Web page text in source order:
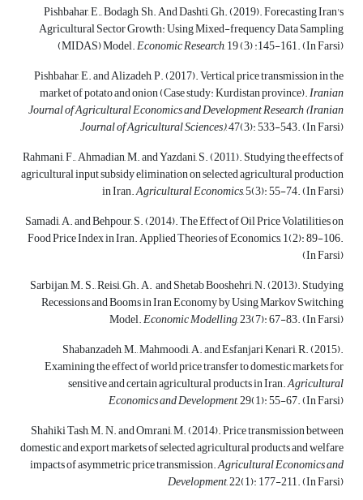
Pishbahar, E., Bodagh, Sh. And Dashti, Gh. (2019). Forecasting Iran's
Agricultural Sector Growth: Using Mixed-frequency Data Sampling
(MIDAS) Model.Economic Research, 19 (3) :145-161. (In Farsi)
Pishbahar, E. and Alizadeh, P. (2017). Vertical price transmission in the
market of potato and onion (Case study: Kurdistan province).Iranian
Journal of Agricultural Economics and Development Research(Iranian
Journal of Agricultural Sciences), 47(3): 533-543. (In Farsi)
Rahmani, F., Ahmadian, M. and Yazdani, S. (2011). Studying the effects of
agricultural input subsidy elimination on selected agricultural production
in Iran.Agricultural Economics, 5(3): 55-74. (In Farsi)
Samadi, A. and Behpour, S. (2014). The Effect of Oil Price Volatilities on
Food Price Index in Iran. Applied Theories of Economics, 1(2): 89-106.
(In Farsi)
Sarbijan, M. S., Reisi, Gh. A. and Shetab Booshehri, N. (2013). Studying
Recessions and Booms in Iran Economy by Using Markov Switching
Model.Economic Modelling, 23(7): 67-83. (In Farsi)
Shabanzadeh, M., Mahmoodi, A. and Esfanjari Kenari, R. (2015).
Examining the effect of world price transfer to domestic markets for
sensitive and certain agricultural products in Iran.Agricultural
Economics and Development, 29(1): 55-67. (In Farsi)
Shahiki Tash, M. N. and Omrani, M. (2014). Price transmission between
domestic and export markets of selected agricultural products and welfare
impacts of asymmetric price transmission.Agricultural Economics and
Development, 22(1): 177-211. (In Farsi)